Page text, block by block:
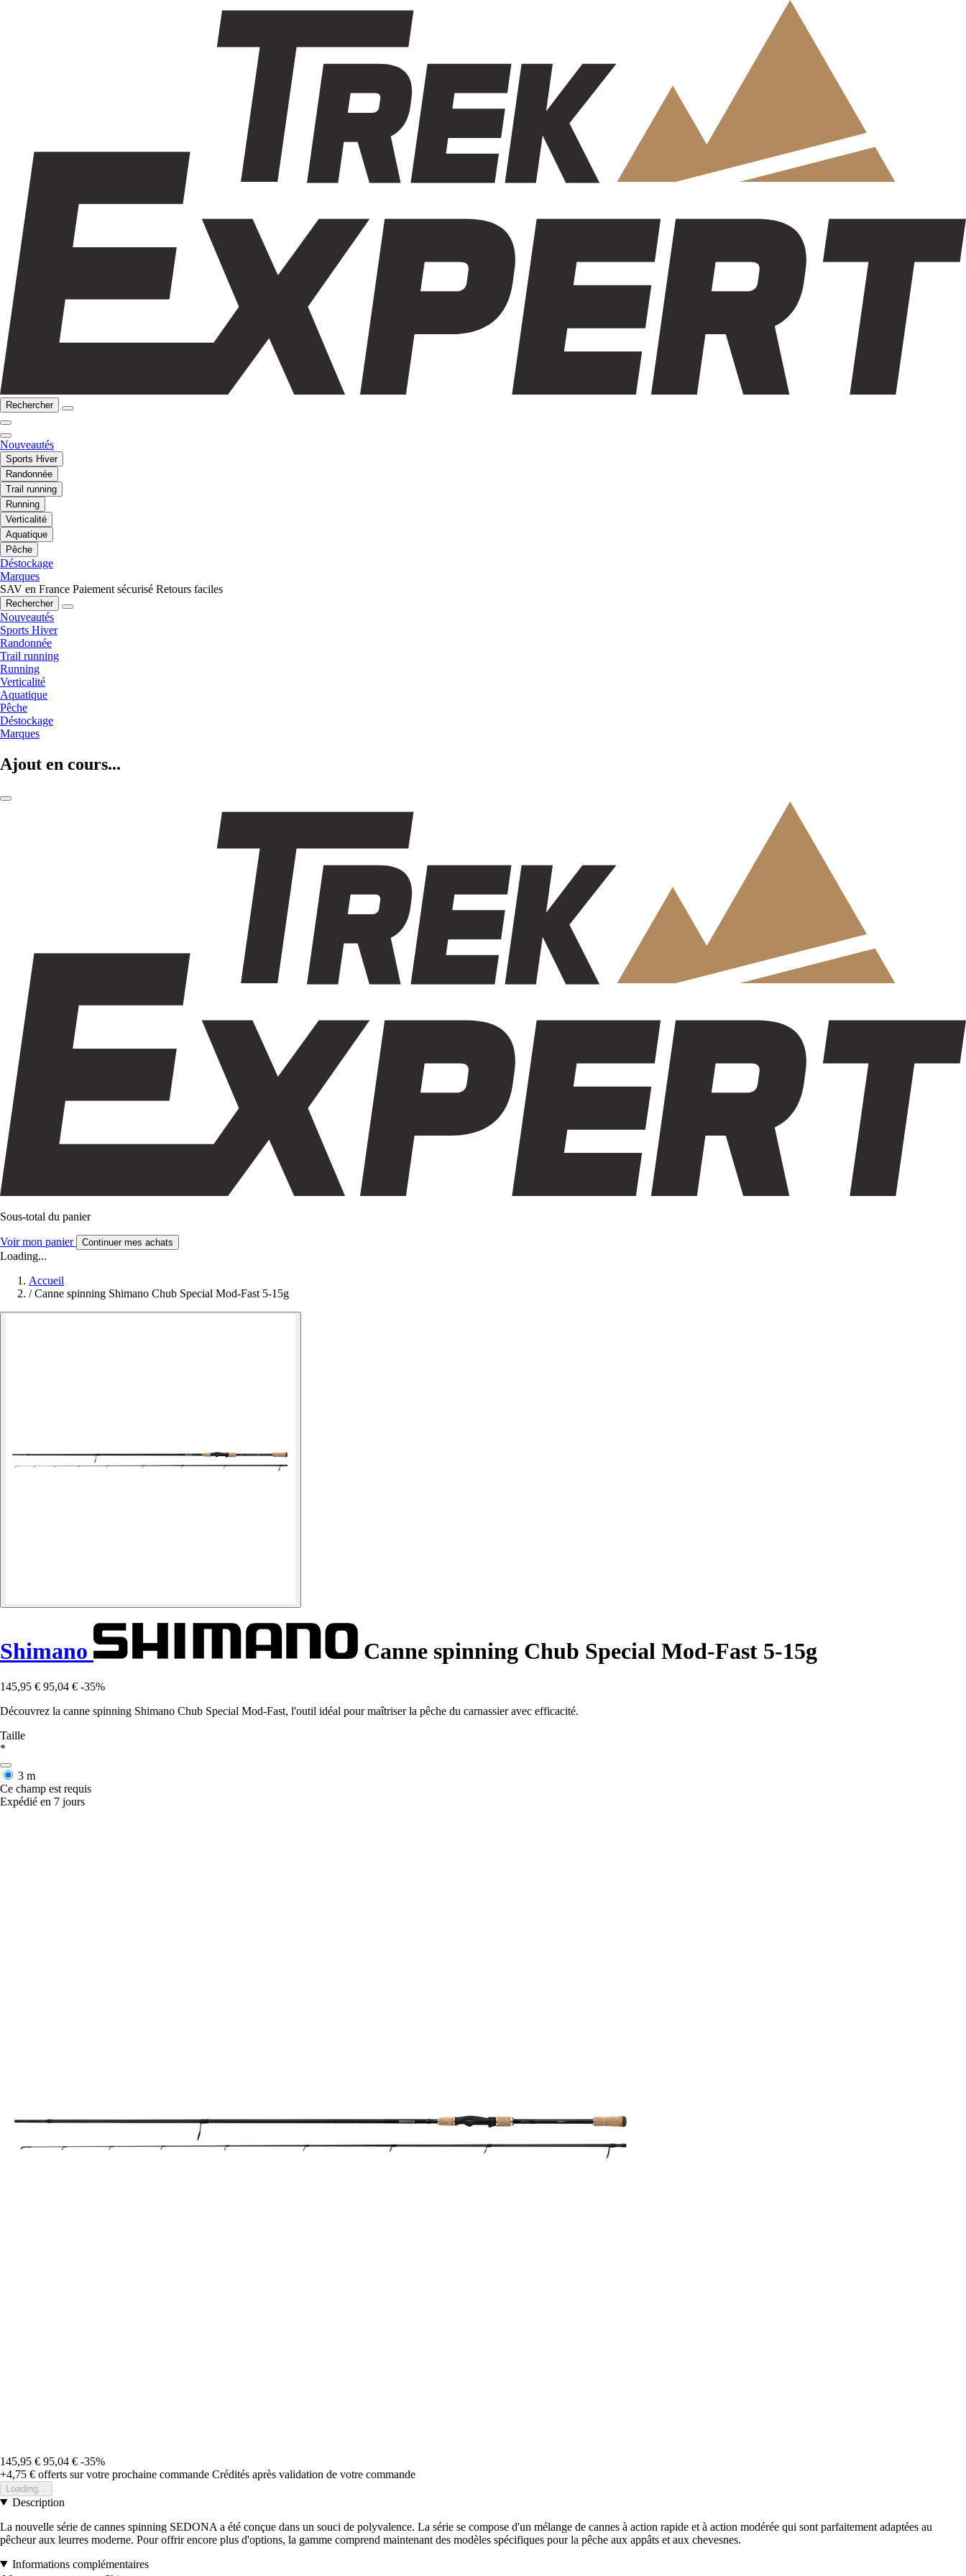
Rechercher
Nouveautés
Sports Hiver
Randonnée
Trail running
Running
Verticalité
Aquatique
Pêche
Déstockage
Marques
SAV en France Paiement sécurisé Retours faciles
Rechercher
Nouveautés
Sports Hiver
Randonnée
Trail running
Running
Verticalité
Aquatique
Pêche
Déstockage
Marques
Ajout en cours...
Sous-total du panier
Voir mon panier Continuer mes achats
Loading...
Accueil
/ Canne spinning Shimano Chub Special Mod-Fast 5-15g
Shimano Canne spinning Chub Special Mod-Fast 5-15g
145,95 € 95,04 € -35%
Découvrez la canne spinning Shimano Chub Special Mod-Fast, l'outil idéal pour maîtriser la pêche du carnassier avec efficacité.
Taille
*
3 m
Ce champ est requis
Expédié en 7 jours
145,95 € 95,04 € -35%
+4,75 € offerts sur votre prochaine commande Crédités après validation de votre commande
Loading...
Description
La nouvelle série de cannes spinning SEDONA a été conçue dans un souci de polyvalence. La série se compose d'un mélange de cannes à action rapide et à action modérée qui sont parfaitement adaptées au
pêcheur aux leurres moderne. Pour offrir encore plus d'options, la gamme comprend maintenant des modèles spécifiques pour la pêche aux appâts et aux chevesnes.
Informations complémentaires